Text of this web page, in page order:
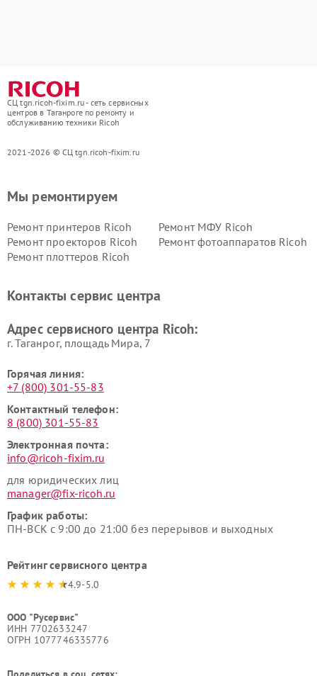
СЦ tgn.ricoh-fixim.ru - сеть сервисных
центров в Таганроге по ремонту и
обслуживанию техники Ricoh
2021-2026 © СЦ tgn.ricoh-fixim.ru
Мы ремонтируем
Ремонт принтеров Ricoh
Ремонт МФУ Ricoh
Ремонт проекторов Ricoh
Ремонт фотоаппаратов Ricoh
Ремонт плоттеров Ricoh
Контакты сервис центра
Адрес сервисного центра Ricoh:
г. Таганрог, площадь Мира, 7
Горячая линия:
+7 (800) 301-55-83
Контактный телефон:
8 (800) 301-55-83
Электронная почта:
info@ricoh-fixim.ru
для юридических лиц
manager@fix-ricoh.ru
График работы:
ПН-ВСК с 9:00 до 21:00 без перерывов и выходных
Рейтинг сервисного центра
4.9-5.0
ООО "Русервис"
ИНН 7702633247
ОГРН 1077746335776